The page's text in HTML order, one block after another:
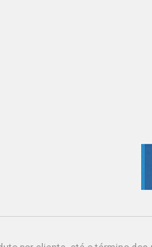
11.6 12V OM355/6A